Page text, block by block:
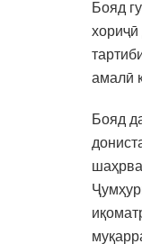
Бояд
амалӣ
Бояд